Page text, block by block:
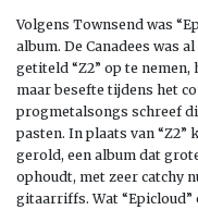
Volgens Townsend was
album. De Canadees was
getiteld “Z2” op te nemen,
maar besefte tijdens het
progmetalsongs schreef
pasten. In plaats van “Z2”
gerold, een album dat
ophoudt, met zeer catchy
gitaarriffs. Wat “Epicloud”